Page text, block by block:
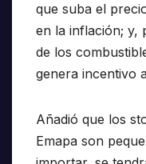
que suba el
en la inflación; y,
de los
genera incentivo
Añadió que los
Emapa son